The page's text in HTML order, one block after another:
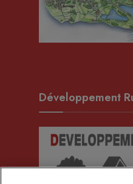
Développement